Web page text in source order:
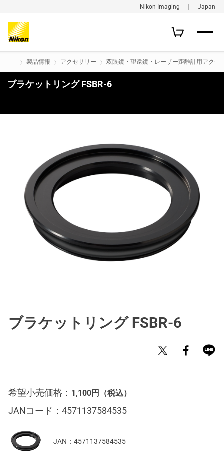
Nikon Imaging ｜ Japan
製品情報 アクセサリー 双眼鏡・望遠鏡・レーザー距離計用アクセ
ブラケットリング FSBR-6
ブラケットリング FSBR-6
希望小売価格： 1,100円 （税込）
JANコード： 4571137584535
JAN： 4571137584535